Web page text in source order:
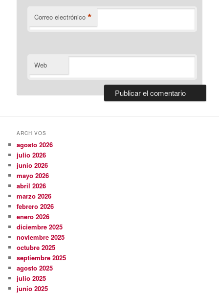
Correo electrónico *
Web
ARCHIVOS
agosto 2026
julio 2026
junio 2026
mayo 2026
abril 2026
marzo 2026
febrero 2026
enero 2026
diciembre 2025
noviembre 2025
octubre 2025
septiembre 2025
agosto 2025
julio 2025
junio 2025